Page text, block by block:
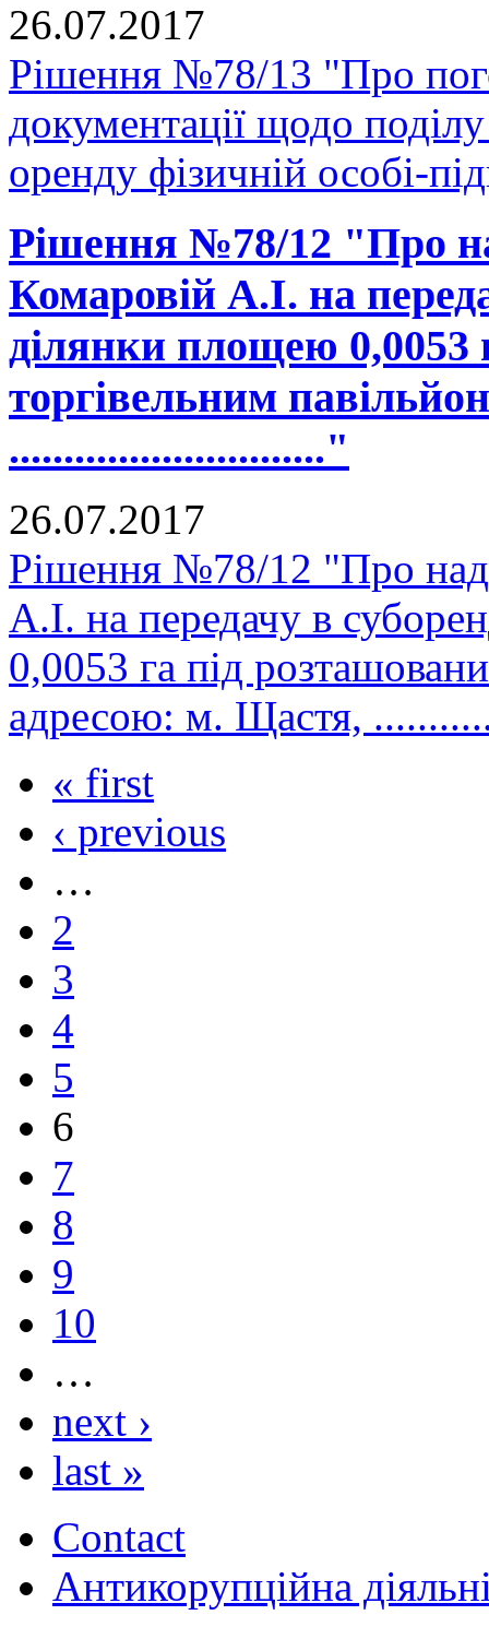
26.07.2017
Рішення №78/13 "Про
документації щодо
оренду фізичній особі-
Рішення №78/12 "Про
Комаровій А.І. на
ділянки площею 0,0053
торгівельним
............................."
26.07.2017
Рішення №78/12 "Про
А.І. на передачу в
0,0053 га під
адресою: м. Щастя,
« first
‹ previous
…
2
3
4
5
6
7
8
9
10
…
next ›
last »
Contact
Антикорупційна